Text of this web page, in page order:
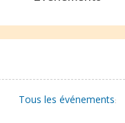
Tous les événements: